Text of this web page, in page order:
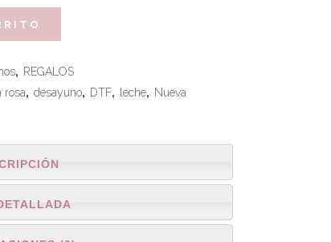
, REGALOS
rosa, desayuno, DTF, leche, Nueva